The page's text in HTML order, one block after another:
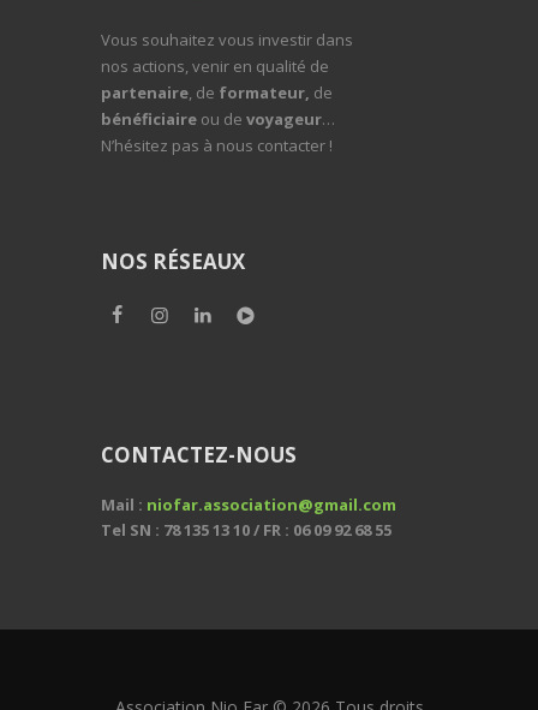
Vous souhaitez vous investir dans
nos actions, venir en qualité de
partenaire, de formateur, de
bénéficiaire ou de voyageur…
N’hésitez pas à nous contacter !
NOS RÉSEAUX
CONTACTEZ-NOUS
Mail : niofar.association@gmail.com
Tel SN : 78 135 13 10 / FR : 06 09 92 68 55